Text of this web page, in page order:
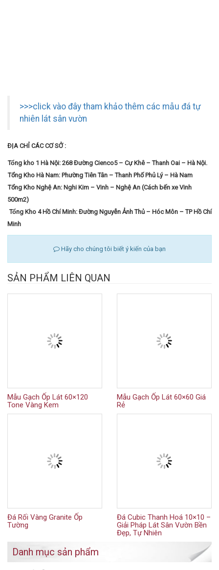
>>>click vào đây tham khảo thêm các mẫu đá tự
nhiên lát sân vườn
ĐỊA CHỈ CÁC CƠ SỞ :
Tổng kho 1 Hà Nội: 268 Đường Cienco5 – Cự Khê – Thanh Oai – Hà Nội.
Tổng Kho Hà Nam: Phường Tiên Tân – Thanh Phố Phủ Lý – Hà Nam
Tổng Kho Nghệ An: Nghi Kim – Vinh – Nghệ An (Cách bến xe Vinh
500m2)
Tổng Kho 4 Hồ Chí Minh: Đường Nguyễn Ảnh Thủ – Hóc Môn – TP Hồ Chí
Minh
Hãy cho chúng tôi biết ý kiến của bạn
SẢN PHẨM LIÊN QUAN
Mẫu Gạch Ốp Lát 60×120
Tone Vàng Kem
Mẫu Gạch Ốp Lát 60×60 Giá
Rẻ
Đá Rối Vàng Granite Ốp
Tường
Đá Cubic Thanh Hoá 10×10 –
Giải Pháp Lát Sân Vườn Bền
Đẹp, Tự Nhiên
Danh mục sản phẩm